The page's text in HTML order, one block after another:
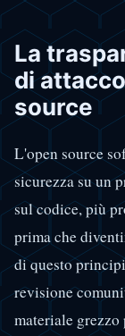
La
di
source
L'open source
sicurezza su un
sul codice, più
prima che
di questo
revisione
materiale